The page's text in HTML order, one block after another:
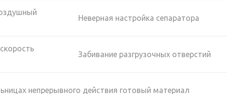
Неверная настройка сепаратора
Забивание разгрузочных отверстий
непрерывного действия готовый материал